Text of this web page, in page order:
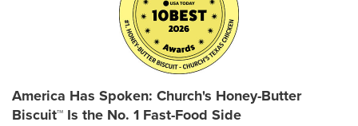
America Has Spoken: Church's Honey-Butter
Biscuit™ Is the No. 1 Fast-Food Side